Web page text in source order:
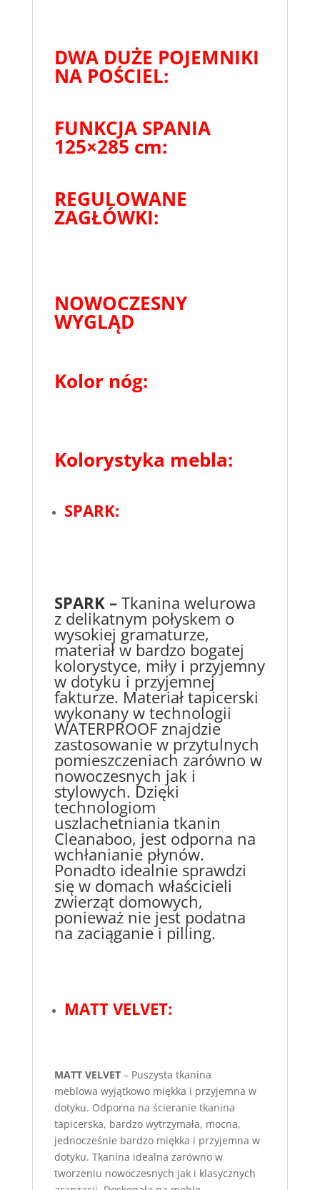
DWA DUŻE POJEMNIKI
NA POŚCIEL:
FUNKCJA SPANIA
125×285 cm:
REGULOWANE
ZAGŁÓWKI:
NOWOCZESNY
WYGLĄD
Kolor nóg:
Kolorystyka mebla:
SPARK:
SPARK – Tkanina welurowa
z delikatnym połyskem o
wysokiej gramaturze,
materiał w bardzo bogatej
kolorystyce, miły i przyjemny
w dotyku i przyjemnej
fakturze. Materiał tapicerski
wykonany w technologii
WATERPROOF znajdzie
zastosowanie w przytulnych
pomieszczeniach zarówno w
nowoczesnych jak i
stylowych. Dzięki
technologiom
uszlachetniania tkanin
Cleanaboo, jest odporna na
wchłanianie płynów.
Ponadto idealnie sprawdzi
się w domach właścicieli
zwierząt domowych,
ponieważ nie jest podatna
na zaciąganie i pilling.
MATT VELVET:
MATT VELVET– Puszysta tkanina
meblowa wyjątkowo miękka i przyjemna w
dotyku. Odporna na ścieranie tkanina
tapicerska, bardzo wytrzymała, mocna,
jednocześnie bardzo miękka i przyjemna w
dotyku. Tkanina idealna zarówno w
tworzeniu nowoczesnych jak i klasycznych